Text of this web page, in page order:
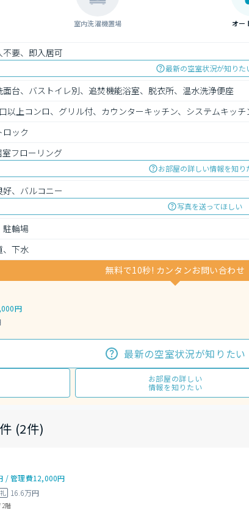
室内洗濯機置場 オー
要、即入居可
最新の空室状況が知りた
面台、バストイレ別、追焚機能浴室、脱衣所、温水洗浄便座
以上コンロ、グリル付、カウンターキッチン、システムキッチ
ック
フローリング
お部屋の詳しい情報を知り
、バルコニー
写真を送ってほしい
駐輪場
、下水
無料で10秒! カンタンお問い合わせ
円
最新の空室状況が知りたい
お部屋の詳しい
情報を知りたい
(2件)
/管理費12,000円
礼 16.6万円
2階